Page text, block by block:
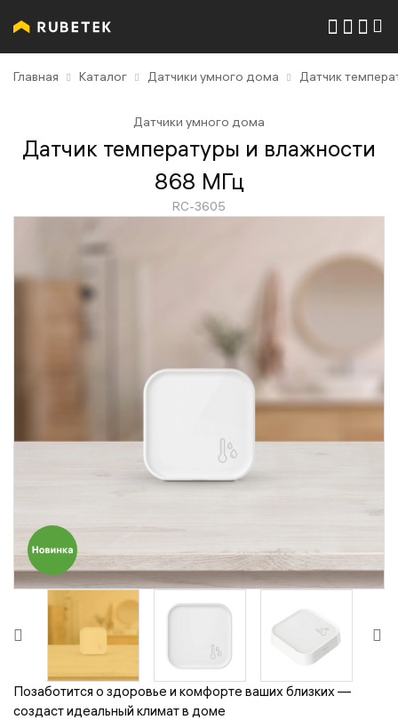
Главная Каталог Датчики умного дома Датчик
Датчики умного дома
Датчик температуры и влажности
868 МГц
RC-3605
Позаботится о здоровье и комфорте ваших близких —
создаст идеальный климат в доме